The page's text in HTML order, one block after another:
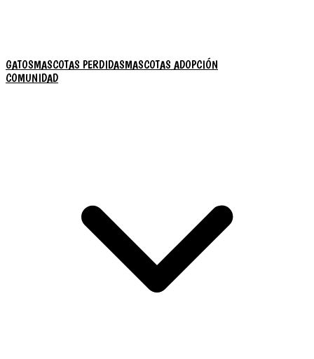
GATOSMASCOTAS PERDIDASMASCOTAS ADOPCIÓN
COMUNIDAD